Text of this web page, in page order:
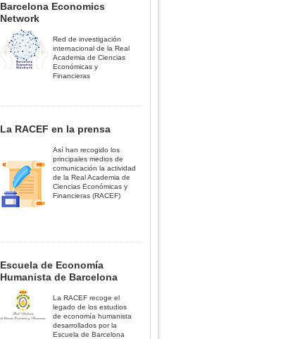
Barcelona Economics
Network
Red de investigación
internacional de la Real
Academia de Ciencias
Económicas y
Financieras
La RACEF en la prensa
Así han recogido los
principales medios de
comunicación la actividad
de la Real Academia de
Ciencias Económicas y
Financieras (RACEF)
Escuela de Economía
Humanista de Barcelona
La RACEF recoge el
legado de los estudios
de economía humanista
desarrollados por la
Escuela de Barcelona